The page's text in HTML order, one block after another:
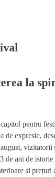
la
pentru
de expresie,
de ani de
și prețuri